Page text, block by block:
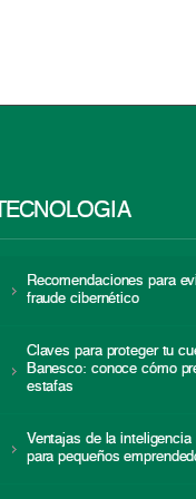
TECNOLOGÍA
Recomendaciones para
fraude cibernético
Claves para proteger tu
Banesco: conoce cómo
estafas
Ventajas de la inteligencia
para pequeños